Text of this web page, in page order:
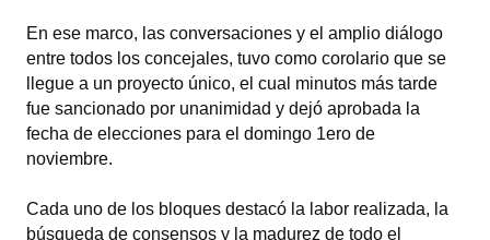
NORMATIVA
Declaraciones
Resoluciones
Resoluciones de Presidencia
En ese marco, las conversaciones y el amplio diálogo
entre todos los concejales, tuvo como corolario que se
llegue a un proyecto único, el cual minutos más tarde
fue sancionado por unanimidad y dejó aprobada la
fecha de elecciones para el domingo 1ero de
noviembre.
Cada uno de los bloques destacó la labor realizada, la
búsqueda de consensos y la madurez de todo el